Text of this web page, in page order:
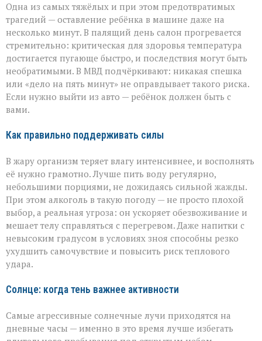
Одна из самых тяжёлых и при этом предотвратимых
трагедий — оставление ребёнка в машине даже на
несколько минут. В палящий день салон прогревается
стремительно: критическая для здоровья температура
достигается пугающе быстро, и последствия могут быть
необратимыми. В МВД подчёркивают: никакая спешка
или «дело на пять минут» не оправдывает такого риска.
Если нужно выйти из авто — ребёнок должен быть с
вами.
Как правильно поддерживать силы
В жару организм теряет влагу интенсивнее, и восполнять
её нужно грамотно. Лучше пить воду регулярно,
небольшими порциями, не дожидаясь сильной жажды.
При этом алкоголь в такую погоду — не просто плохой
выбор, а реальная угроза: он ускоряет обезвоживание и
мешает телу справляться с перегревом. Даже напитки с
невысоким градусом в условиях зноя способны резко
ухудшить самочувствие и повысить риск теплового
удара.
Солнце: когда тень важнее активности
Самые агрессивные солнечные лучи приходятся на
дневные часы — именно в это время лучше избегать